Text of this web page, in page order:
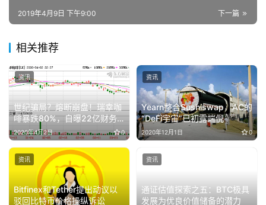
下一篇
2019年4月9日 下午9:00
相关推荐
世纪骗局？熔断崩盘！瑞幸咖
啡暴跌80%，自曝22亿财务
造假 网友：割美国洋韭菜
2020年4月2日 0
资讯
Yearn整合Sushiswap，AC的
“DeFi宇宙”已初露端倪
2020年12月1日 0
资讯
Bitfinex和Tether提出动议以
驳回比特币价格操纵诉讼
资讯
通证估值探索之五：BTC极具
发展为优良价值储备的潜力
资讯